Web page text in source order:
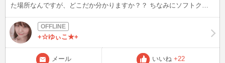
た場所なんですが、どこだか分かりますか？？ ちなみにソフトクリ
+☆ゆぃこ★+
メール いいね +22